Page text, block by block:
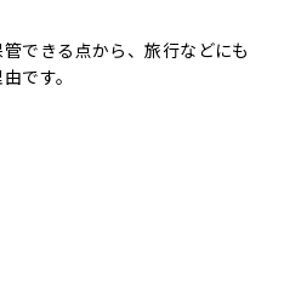
できる点から、旅行などにも
です。